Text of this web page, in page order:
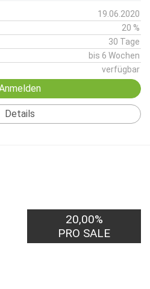
19.06.2020
20 %
30 Tage
bis 6 Wochen
verfügbar
Details
20,00%
PRO SALE